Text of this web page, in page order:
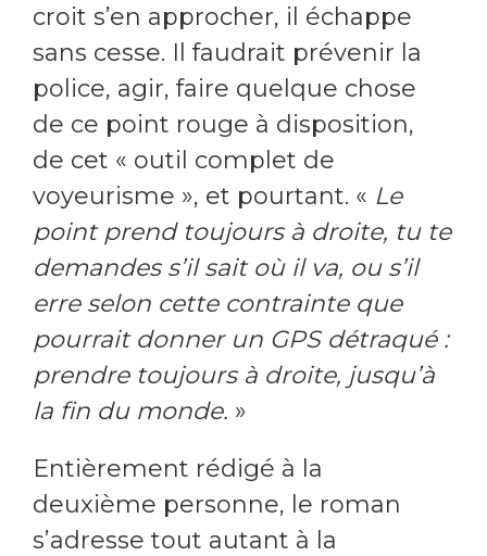
croit s’en approcher, il échappe
sans cesse. Il faudrait prévenir la
police, agir, faire quelque chose
de ce point rouge à disposition,
de cet « outil complet de
voyeurisme », et pourtant. « Le
point prend toujours à droite, tu te
demandes s’il sait où il va, ou s’il
erre selon cette contrainte que
pourrait donner un GPS détraqué :
prendre toujours à droite, jusqu’à
la fin du monde. »
Entièrement rédigé à la
deuxième personne, le roman
s’adresse tout autant à la